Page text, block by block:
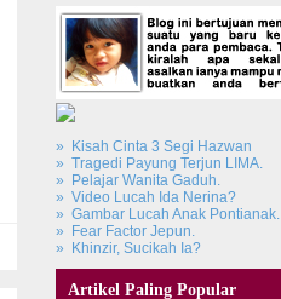
» Kisah Cinta 3 Segi Hazwan
» Tragedi Payung Terjun LIMA.
» Pelajar Wanita Gaduh.
» Video Lucah Ida Nerina?
» Gambar Lucah Anak Pontianak.
» Fear Factor Jepun.
» Khinzir, Sucikah Ia?
Artikel Paling Popular